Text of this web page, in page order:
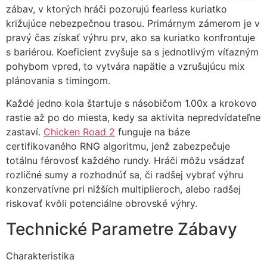
zábav, v ktorých hráči pozorujú fearless kuriatko
križujúce nebezpečnou trasou. Primárnym zámerom je v
pravý čas získať výhru prv, ako sa kuriatko konfrontuje
s bariérou. Koeficient zvyšuje sa s jednotlivým víťazným
pohybom vpred, to vytvára napätie a vzrušujúcu mix
plánovania s timingom.
Každé jedno kola štartuje s násobičom 1.00x a krokovo
rastie až po do miesta, kedy sa aktivita nepredvídateľne
zastaví. Chicken Road 2 funguje na báze
certifikovaného RNG algoritmu, jenž zabezpečuje
totálnu férovosť každého rundy. Hráči môžu vsádzať
rozličné sumy a rozhodnúť sa, či radšej vybrať výhru
konzervatívne pri nižších multiplieroch, alebo radšej
riskovať kvôli potenciálne obrovské výhry.
Technické Parametre Zábаvy
Charakteristika